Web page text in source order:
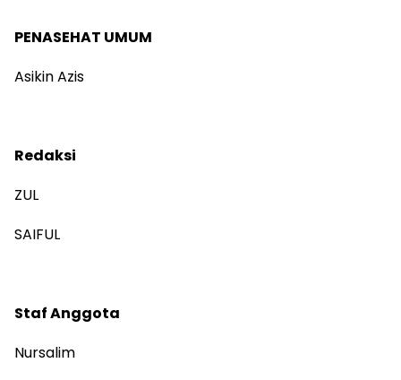
PENASEHAT UMUM
Asikin Azis
Redaksi
ZUL
SAIFUL
Staf Anggota
Nursalim